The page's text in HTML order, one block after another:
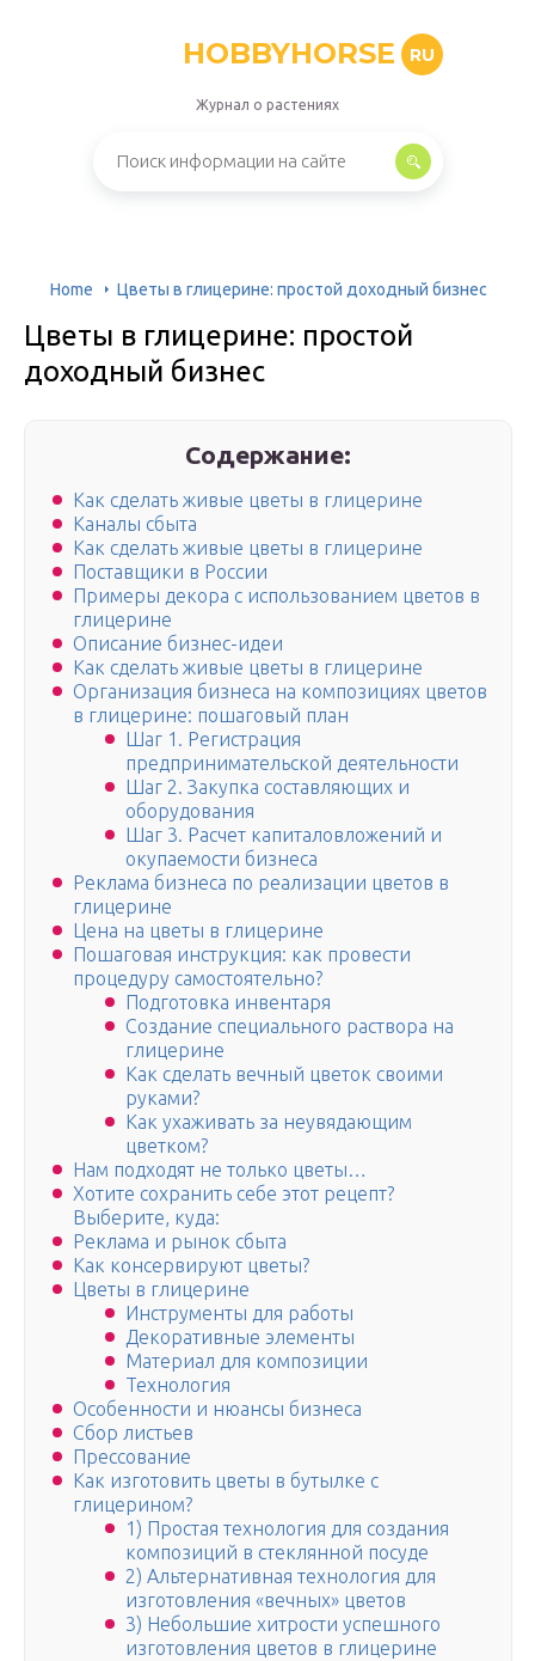
HOBBYHORSE RU
Журнал о растениях
Home Цветы в глицерине: простой доходный бизнес
Цветы в глицерине: простой
доходный бизнес
Содержание:
Как сделать живые цветы в глицерине
Каналы сбыта
Как сделать живые цветы в глицерине
Поставщики в России
Примеры декора с использованием цветов в
глицерине
Описание бизнес-идеи
Как сделать живые цветы в глицерине
Организация бизнеса на композициях цветов
в глицерине: пошаговый план
Шаг 1. Регистрация
предпринимательской деятельности
Шаг 2. Закупка составляющих и
оборудования
Шаг 3. Расчет капиталовложений и
окупаемости бизнеса
Реклама бизнеса по реализации цветов в
глицерине
Цена на цветы в глицерине
Пошаговая инструкция: как провести
процедуру самостоятельно?
Подготовка инвентаря
Создание специального раствора на
глицерине
Как сделать вечный цветок своими
руками?
Как ухаживать за неувядающим
цветком?
Нам подходят не только цветы…
Хотите сохранить себе этот рецепт?
Выберите, куда:
Реклама и рынок сбыта
Как консервируют цветы?
Цветы в глицерине
Инструменты для работы
Декоративные элементы
Материал для композиции
Технология
Особенности и нюансы бизнеса
Сбор листьев
Прессование
Как изготовить цветы в бутылке с
глицерином?
1) Простая технология для создания
композиций в стеклянной посуде
2) Альтернативная технология для
изготовления «вечных» цветов
3) Небольшие хитрости успешного
изготовления цветов в глицерине